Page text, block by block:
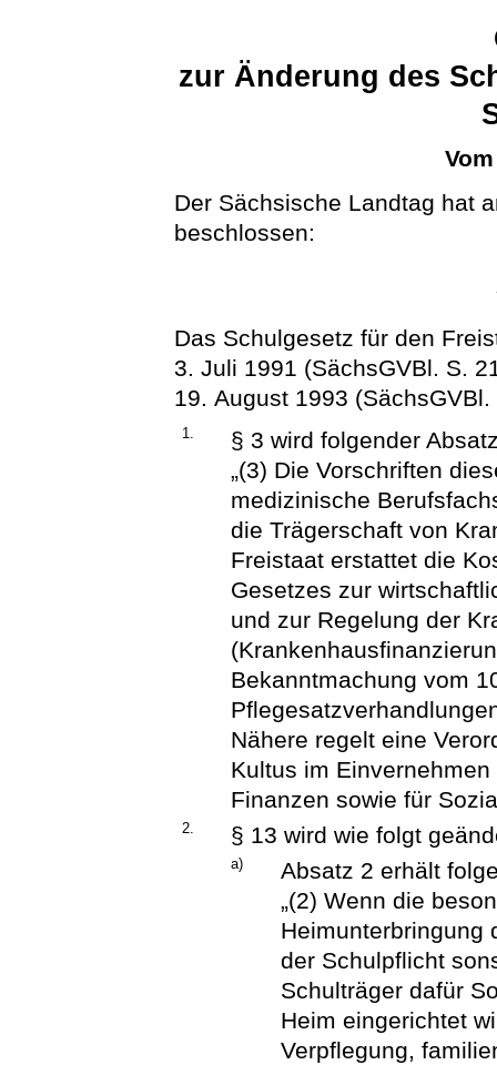
zur Änderung des
Der Sächsische Landtag hat
beschlossen:
Das Schulgesetz für den
3. Juli 1991 (SächsGVBl. S.
19. August 1993
1.
§ 3 wird folgender
„(3) Die Vorschriften
medizinische
die Trägerschaft von
Freistaat erstattet die
Gesetzes zur
und zur Regelung der
Bekanntmachung vom
Nähere regelt eine
Kultus im
Finanzen sowie für
2. § 13 wird wie folgt
a)
Absatz 2 erhält
„(2) Wenn die
Heimunterbringung
der Schulpflicht
Schulträger dafür
Heim eingerichtet
Verpflegung,